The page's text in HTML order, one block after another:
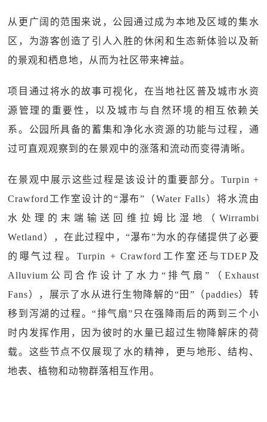
从更广阔的范围来说，公园通过成为本地及区域的集水
区，为游客创造了引人入胜的休闲和生态新体验以及新
的景观和栖息地，从而为社区带来裨益。
项目通过将水的故事可视化，在当地社区普及城市水资
源管理的重要性，以及城市与自然环境的相互依赖关
系。公园所具备的蓄集和净化水资源的功能与过程，通
过可直观观察到的在景观中的涨落和流动而变得清晰。
在景观中展示这些过程是该设计的重要部分。Turpin +
Crawford工作室设计的“瀑布”（Water Falls）将水流由
水处理的末端输送回维拉姆比湿地（Wirrambi
Wetland），在此过程中，“瀑布”为水的存储提供了必要
的曝气过程。Turpin + Crawford工作室还与TDEP及
Alluvium公司合作设计了水力“排气扇”（Exhaust
Fans），展示了水从进行生物降解的“田”（paddies）转
移到泻湖的过程。“排气扇”只在强降雨后的两到三个小
时内发挥作用，因为彼时的水量已超过生物降解床的荷
载。这些节点不仅展现了水的精神，更与地形、结构、
地表、植物和动物群落相互作用。